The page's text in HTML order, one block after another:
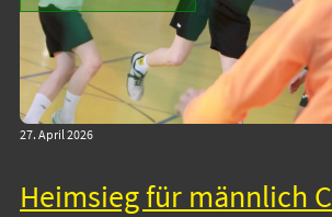
27. April 2026
Heimsieg für männlich C